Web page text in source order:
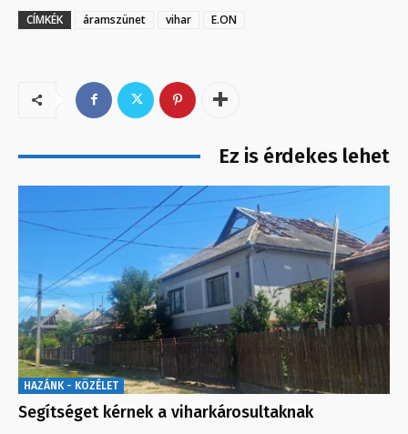
CÍMKÉK áramszünet vihar E.ON
Ez is érdekes lehet
HAZÁNK - KÖZÉLET
Segítséget kérnek a viharkárosultaknak